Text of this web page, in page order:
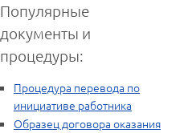
Популярные
документы и
процедуры:
Процедура перевода по
инициативе работника
Образец договора оказания